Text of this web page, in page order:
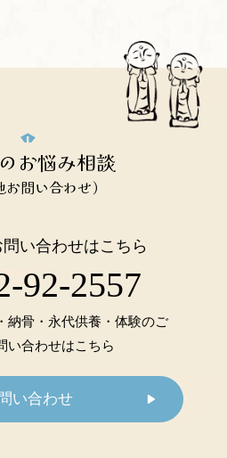
お悩み相談
お問い合わせ）
い合わせはこちら
92-2557
納骨・永代供養・体験のご
い合わせはこちら
い合わせ